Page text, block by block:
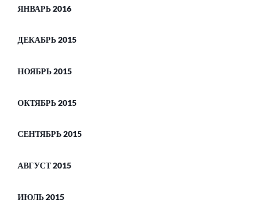
ЯНВАРЬ 2016
ДЕКАБРЬ 2015
НОЯБРЬ 2015
ОКТЯБРЬ 2015
СЕНТЯБРЬ 2015
АВГУСТ 2015
ИЮЛЬ 2015